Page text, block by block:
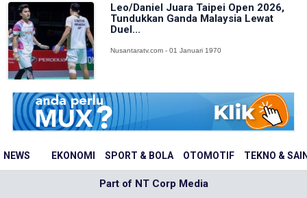
NEWS EKONOMI SPORT & BOLA OTOMOTIF TEKNO &
Leo/Daniel Juara Taipei Open 2026,
Tundukkan Ganda Malaysia Lewat
Duel...
Nusantaratv.com - 01 Januari 1970
Part of NT Corp Media